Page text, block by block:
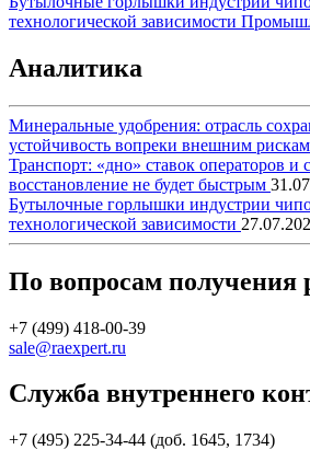
технологической зависимости
Аналитика
Минеральные удобрения: отрасль
устойчивость вопреки внешним рискам
Транспорт: «дно» ставок операторов и
восстановление не будет быстрым
Бутылочные горлышки индустрии
технологической зависимости
По вопросам получения
+7 (499) 418-00-39
sale@raexpert.ru
Служба внутреннего
+7 (495) 225-34-44 (доб. 1645, 1734)